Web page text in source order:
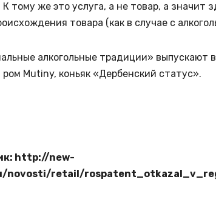
К тому же это услуга, а не товар, а значит
товара (как в случае с
алкогольные традиции» выпускают
ром Mutiny, коньяк «Дербенский статус».
http://new-
novosti/retail/